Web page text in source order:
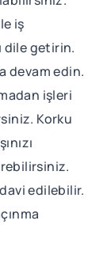
iş
dile getirin.
devam edin.
işleri
Korku
edilebilir.